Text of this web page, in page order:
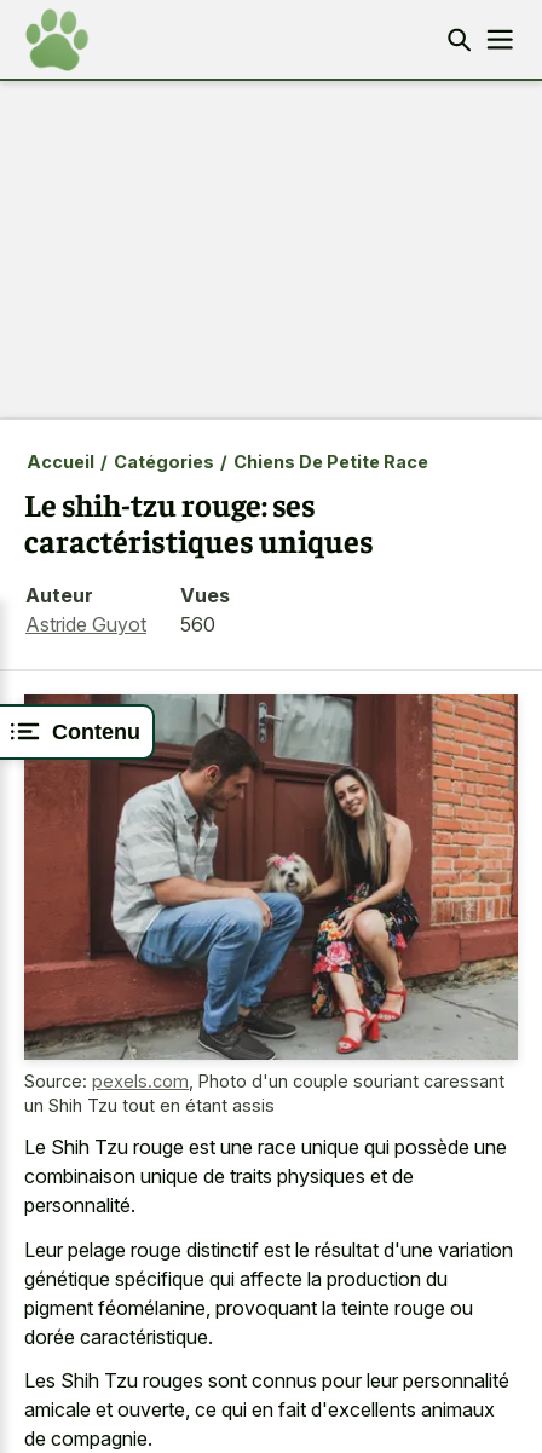
Contenu
Accueil / Catégories / Chiens De Petite Race
Le shih-tzu rouge: ses
caractéristiques uniques
Auteur
Astride Guyot
Vues
560
Source: pexels.com Photo d'un couple souriant caressant
un Shih Tzu tout en étant assis
Le Shih Tzu rouge est une race unique qui possède une
combinaison unique de traits physiques et de
personnalité.
Leur pelage rouge distinctif est le résultat d'une variation
génétique spécifique qui affecte la production du
pigment féomélanine, provoquant la teinte rouge ou
dorée caractéristique.
Les Shih Tzu rouges sont connus pour leur personnalité
amicale et ouverte, ce qui en fait d'excellents animaux
de compagnie.